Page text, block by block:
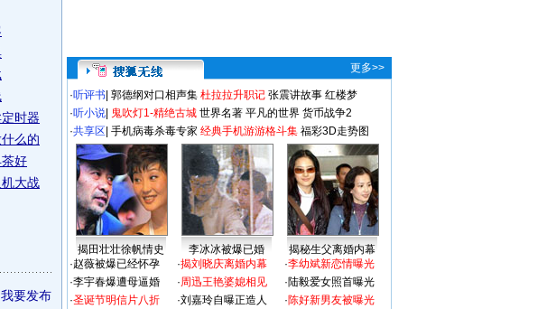
时器
么的
好
大战
我要发布
更多>>
·听评书 郭德纲对口相声集 杜拉拉升职记 张震讲故事 红楼梦
·听小说 鬼吹灯1-精绝古城 世界名著 平凡的世界 货币战争2
·共享区 手机病毒杀毒专家 经典手机游游格斗集 福彩3D走势图
揭田壮壮徐帆情史 李冰冰被爆已婚
揭秘生父离婚内幕
·赵薇被爆已经怀孕
·李宇春爆遭母逼婚
·圣诞节明信片八折
·揭刘晓庆离婚内幕
·周迅王艳婆媳相见
·刘嘉玲自曝正造人
·李幼斌新恋情曝光
·陆毅爱女照首曝光
·陈好新男友被曝光